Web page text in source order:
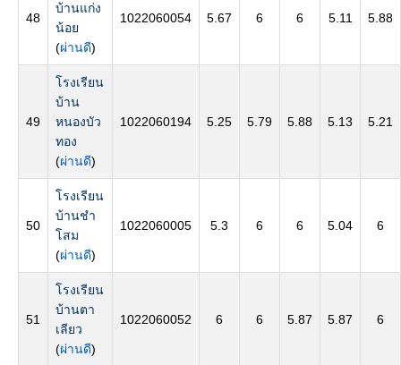
48
บ้านแก่ง
น้อย
(ผ่านดี)
1022060054 5.67 6 6 5.11 5.88
49
โรงเรียน
บ้าน
หนองบัว
ทอง
(ผ่านดี)
1022060194 5.25 5.79 5.88 5.13 5.21
50
โรงเรียน
บ้านชำ
โสม
(ผ่านดี)
1022060005 5.3 6 6 5.04 6
51
โรงเรียน
บ้านตา
เลียว
(ผ่านดี)
1022060052 6 6 5.87 5.87 6